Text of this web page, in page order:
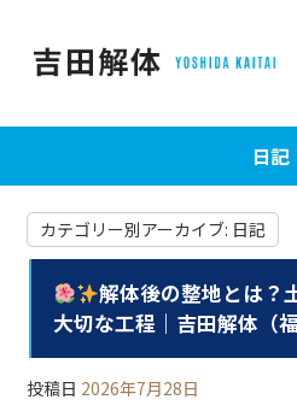
日記
カテゴリー別アーカイブ: 日記
解体後の整地とは？
大切な工程｜吉田解体（
投稿日 2026年7月28日